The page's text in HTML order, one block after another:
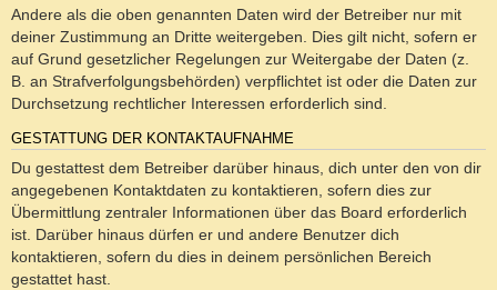
Andere als die oben genannten Daten wird der Betreiber nur mit
deiner Zustimmung an Dritte weitergeben. Dies gilt nicht, sofern er
auf Grund gesetzlicher Regelungen zur Weitergabe der Daten (z.
B. an Strafverfolgungsbehörden) verpflichtet ist oder die Daten zur
Durchsetzung rechtlicher Interessen erforderlich sind.
GESTATTUNG DER KONTAKTAUFNAHME
Du gestattest dem Betreiber darüber hinaus, dich unter den von dir
angegebenen Kontaktdaten zu kontaktieren, sofern dies zur
Übermittlung zentraler Informationen über das Board erforderlich
ist. Darüber hinaus dürfen er und andere Benutzer dich
kontaktieren, sofern du dies in deinem persönlichen Bereich
gestattet hast.